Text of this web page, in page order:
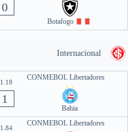
0
Botafogo
Internacional
CONMEBOL Libertadores
1.18
1
Bahia
CONMEBOL Libertadores
1.84